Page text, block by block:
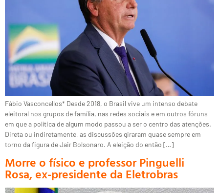
Fábio Vasconcellos* Desde 2018, o Brasil vive um intenso debate
eleitoral nos grupos de família, nas redes sociais e em outros fóruns
em que a política de algum modo passou a ser o centro das atenções.
Direta ou indiretamente, as discussões giraram quase sempre em
torno da figura de Jair Bolsonaro. A eleição do então […]
Morre o físico e professor Pinguelli
Rosa, ex-presidente da Eletrobras